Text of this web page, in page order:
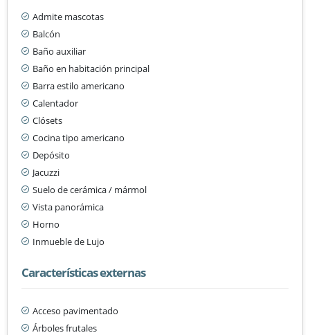
Admite mascotas
Balcón
Baño auxiliar
Baño en habitación principal
Barra estilo americano
Calentador
Clósets
Cocina tipo americano
Depósito
Jacuzzi
Suelo de cerámica / mármol
Vista panorámica
Horno
Inmueble de Lujo
Características externas
Acceso pavimentado
Árboles frutales